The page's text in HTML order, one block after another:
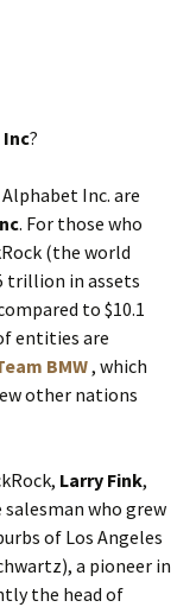
?
Inc. are
. For those who
(the world
trillion in assets
to $10.1
entities are
BMW, which
other nations
Larry Fink,
who grew
of Los Angeles
a pioneer in
the head of